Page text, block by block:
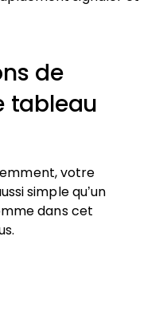
de
tableau
votre
simple qu’un
dans cet